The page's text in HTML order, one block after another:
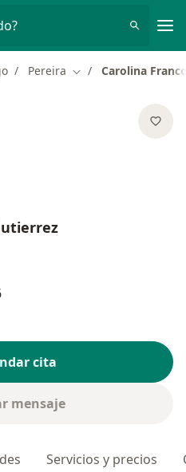
Pereira Cambiar de ciudad
Carolina
cita
mensaje
Servicios y precios